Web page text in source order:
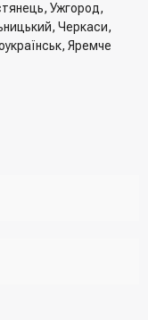
Ужгород,
Черкаси,
Яремче
про